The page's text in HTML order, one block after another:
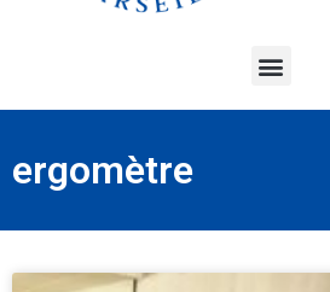
ergomètre